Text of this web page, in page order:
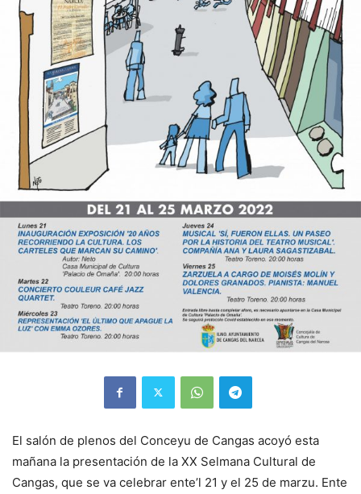
El salón de plenos del Conceyu de Cangas acoyó esta
mañana la presentación de la XX Selmana Cultural de
Cangas, que se va celebrar ente’l 21 y el 25 de marzu. Ente